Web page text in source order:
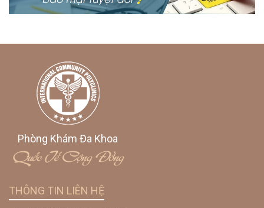
Phòng Khám Đa Khoa
Quốc Tế Cộng Đồng
THÔNG TIN LIÊN HỆ